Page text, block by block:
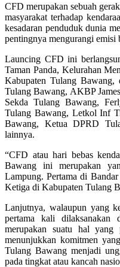
CFD merupakan sebuah
masyarakat terhadap
kesadaran penduduk dunia
pentingnya mengurangi emisi
Launcing CFD ini
Taman Panda, Kelurahan
Kabupaten Tulang
Tulang Bawang, AKBP
Sekda Tulang Bawang,
Tulang Bawang, Letkol Inf
Bawang, Ketua DPRD
lainnya.
“CFD atau hari bebas
Bawang ini merupakan
Lampung. Pertama di
Ketiga di Kabupaten Tulang
Lanjutnya, walaupun yang
pertama kali
merupakan suatu hal
menunjukkan komitmen
Tulang Bawang menjadi
pada tingkat atau kancah